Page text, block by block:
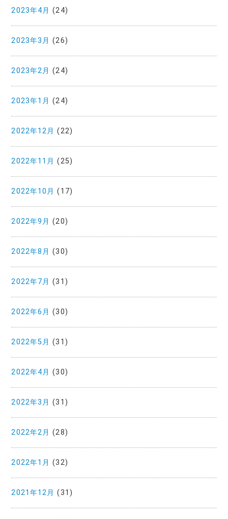
2023年4月 (24)
2023年3月 (26)
2023年2月 (24)
2023年1月 (24)
2022年12月 (22)
2022年11月 (25)
2022年10月 (17)
2022年9月 (20)
2022年8月 (30)
2022年7月 (31)
2022年6月 (30)
2022年5月 (31)
2022年4月 (30)
2022年3月 (31)
2022年2月 (28)
2022年1月 (32)
2021年12月 (31)